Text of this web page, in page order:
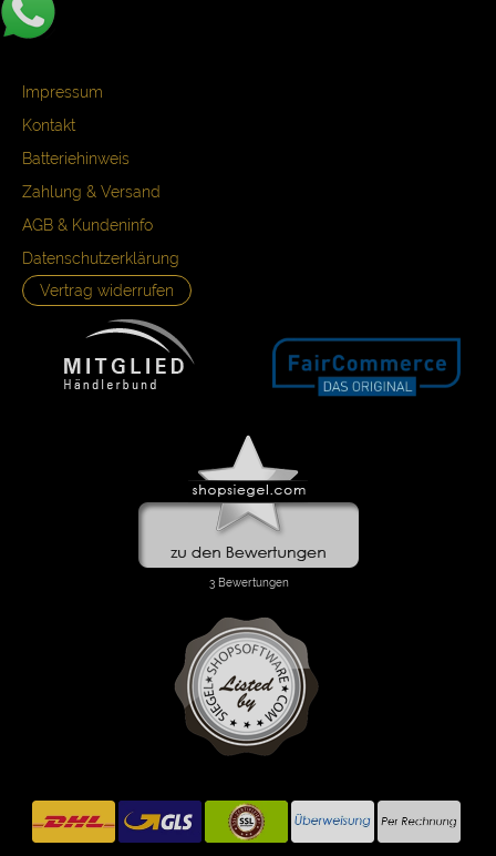
Impressum
Kontakt
Batteriehinweis
Zahlung & Versand
AGB & Kundeninfo
Datenschutzerklärung
Vertrag widerrufen